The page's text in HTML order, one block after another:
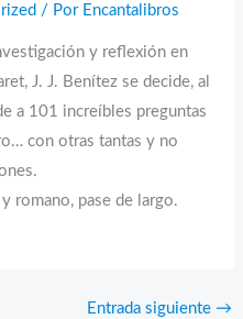
/ Por Encantalibros
y reflexión en
J. J. Benítez se decide, al
a 101 increíbles preguntas
con otras tantas y no
romano, pase de largo.
Entrada siguiente →